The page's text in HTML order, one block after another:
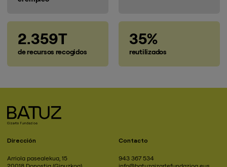
2.359T
de recursos recogidos
35%
reutilizados
Dirección
Arriola pasealekua, 15
Contacto
943 367 534